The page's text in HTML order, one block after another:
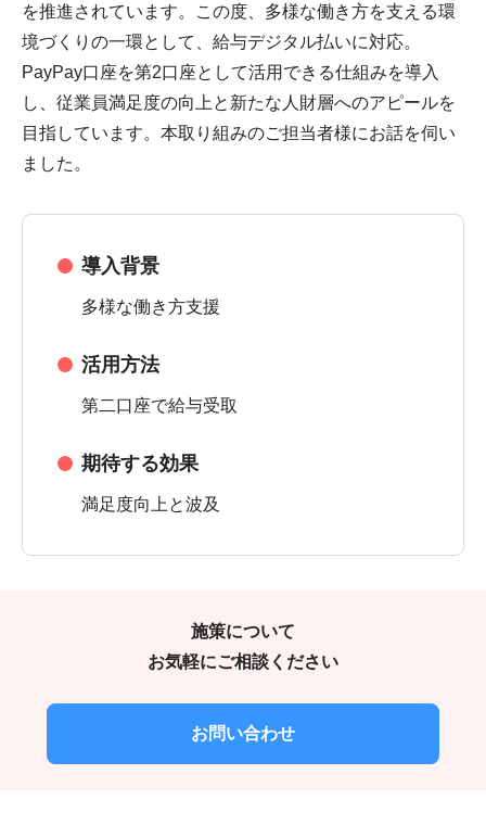
を推進されています。この度、多様な働き方を支える環
境づくりの一環として、給与デジタル払いに対応。
PayPay口座を第2口座として活用できる仕組みを導入
し、従業員満足度の向上と新たな人財層へのアピールを
目指しています。本取り組みのご担当者様にお話を伺い
ました。
導入背景
多様な働き方支援
活用方法
第二口座で給与受取
期待する効果
満足度向上と波及
施策について
お気軽にご相談ください
お問い合わせ